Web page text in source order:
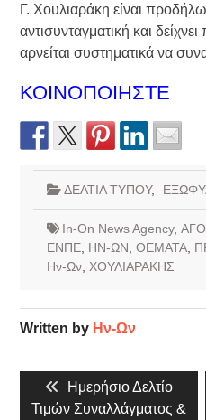
Γ. Χουλιαράκη είναι
αντισυνταγματική και
αρνείται συστηματικά να
ΚΟΙΝΟΠΟΙΗΣΤΕ
ΔΕΛΤΙΑ ΤΥΠΟΥ,
In-On News Agency,
ΕΝΠΕ, ΗΝ-ΩΝ ΘΕΜΑΤΑ,
Ην-Ων, ΧΟΥΛΙΑΡΑΚΗΣ
Written by Ην-Ων
άρθρωνPrevious
post:
Ημερήσιο Δελτίο
Τιμών Συναλλάγματος &